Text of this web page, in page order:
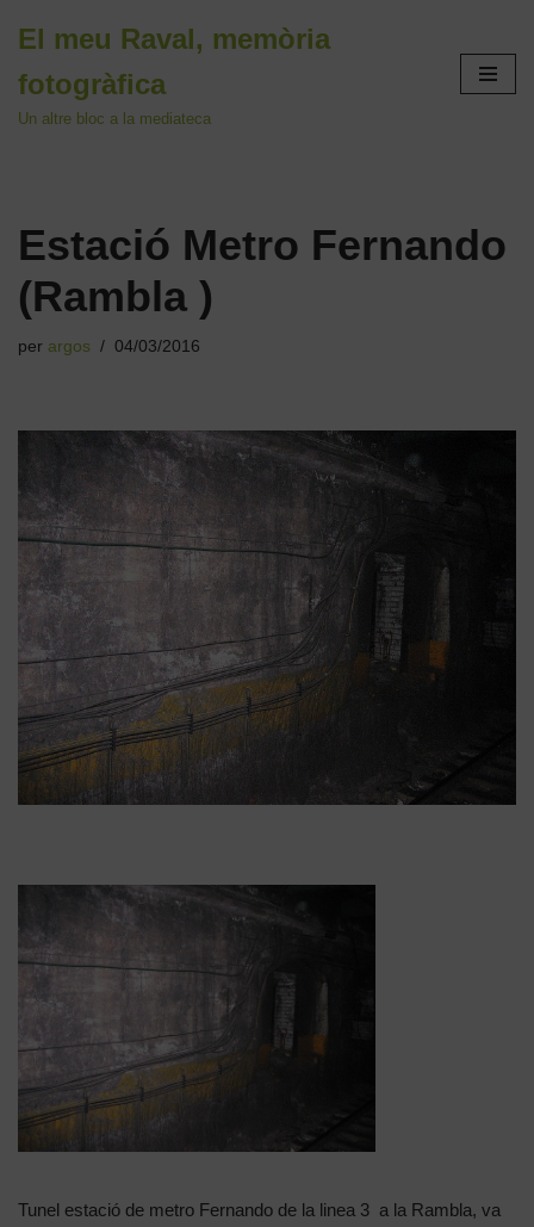
al
contingut
El meu Raval, memòria
fotogràfica
Un altre bloc a la mediateca
Estació Metro Fernando
(Rambla )
per argos 04/03/2016
Tunel estació de metro Fernando de la linea 3 a la Rambla, va